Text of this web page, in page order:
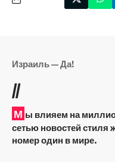
Израиль — Да!
//
М ы влияем на
сетью новостей стиля
номер один в мире.